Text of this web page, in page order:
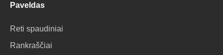
Paveldas
Reti spaudiniai
Rankraščiai